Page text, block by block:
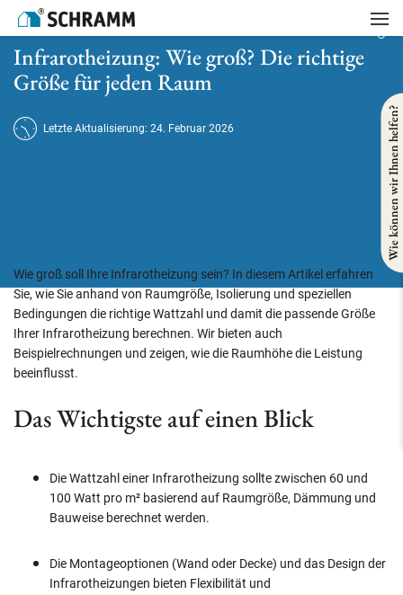
Startseite
Infrarotheizung: Wie groß? Die richtige Größe für jeden Raum
Infrarotheizung: Wie groß? Die richtige
Größe für jeden Raum
Letzte Aktualisierung: 24. Februar 2026
Wie groß soll Ihre Infrarotheizung sein? In diesem Artikel erfahren
Sie, wie Sie anhand von Raumgröße, Isolierung und speziellen
Bedingungen die richtige Wattzahl und damit die passende Größe
Ihrer Infrarotheizung berechnen. Wir bieten auch
Beispielrechnungen und zeigen, wie die Raumhöhe die Leistung
beeinflusst.
Das Wichtigste auf einen Blick
Die Wattzahl einer Infrarotheizung sollte zwischen 60 und
100 Watt pro m² basierend auf Raumgröße, Dämmung und
Bauweise berechnet werden.
Die Montageoptionen (Wand oder Decke) und das Design der
Infrarotheizungen bieten Flexibilität und
Wie können wir Ihnen helfen?